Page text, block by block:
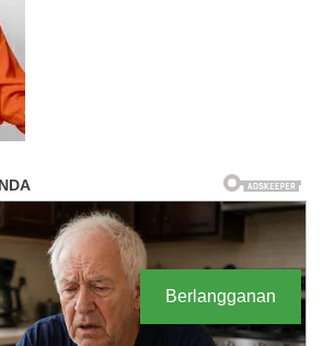
Berlangganan